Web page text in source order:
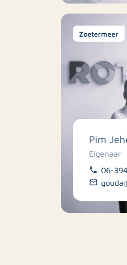
Zoetermeer
Pim
Eigenaar
06-